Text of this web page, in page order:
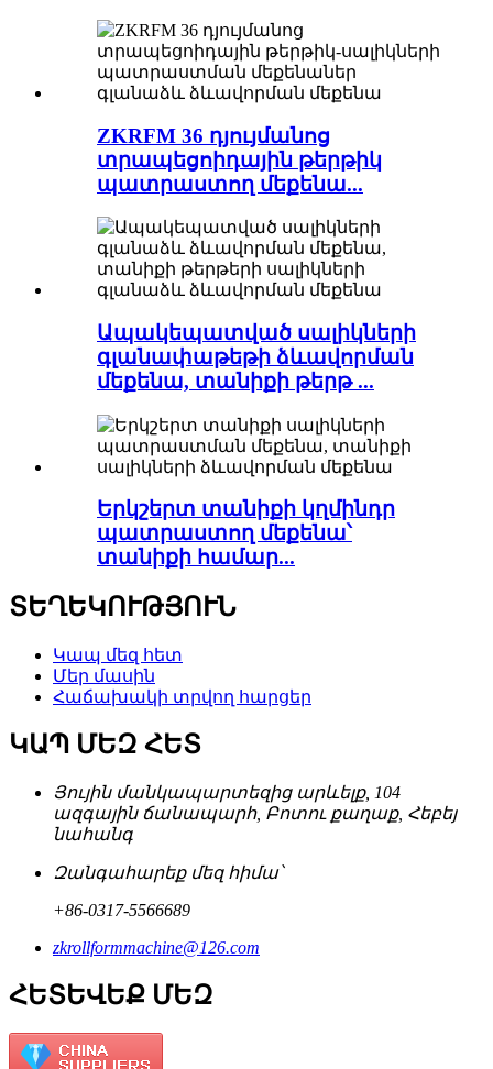
ZKRFM 36 դյույմանոց
տրապեցոիդային թերթիկ
պատրաստող մեքենա...
Ապակեպատված սալիկների
գլանափաթեթի ձևավորման
մեքենա, տանիքի թերթ ...
Երկշերտ տանիքի կղմինդր
պատրաստող մեքենա՝
տանիքի համար...
ՏԵՂԵԿՈՒԹՅՈՒՆ
Կապ մեզ հետ
Մեր մասին
Հաճախակի տրվող հարցեր
ԿԱՊ ՄԵԶ ՀԵՏ
Յույին մանկապարտեզից արևելք, 104
ազգային ճանապարհ, Բոտու քաղաք, Հեբեյ
նահանգ
Զանգահարեք մեզ հիմա՝
+86-0317-5566689
zkrollformmachine@126.com
ՀԵՏԵՎԵՔ ՄԵԶ